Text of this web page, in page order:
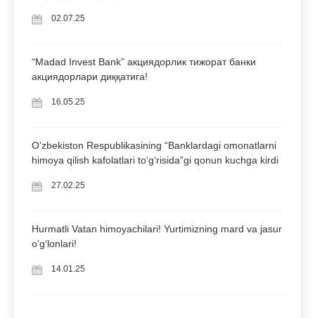
02.07.25
“Madad Invest Bank” акциядорлик тижорат банки
акциядорлари диққатига!
16.05.25
O'zbekiston Respublikasining “Banklardagi omonatlarni
himoya qilish kafolatlari to‘g‘risida”gi qonun kuchga kirdi
27.02.25
Hurmatli Vatan himoyachilari! Yurtimizning mard va jasur
oʻgʻlonlari!
14.01.25